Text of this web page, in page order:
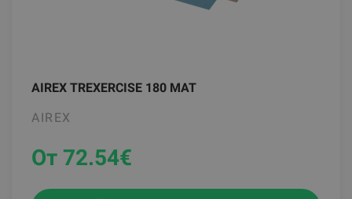
AIREX TREXERCISE 180 MAT
AIREX
От 72.54€